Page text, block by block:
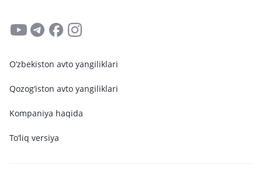
O‘zbekiston avto yangiliklari
Qozog‘iston avto yangiliklari
Kompaniya haqida
To‘liq versiya